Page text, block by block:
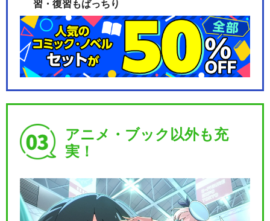
習・復習もばっちり
アニメ・ブック以外も充
実！